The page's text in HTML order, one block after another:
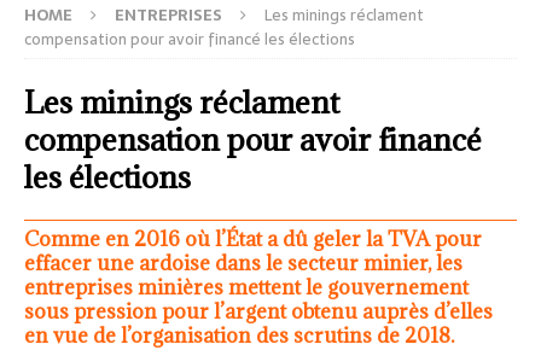
HOME ENTREPRISES
Les minings réclament
compensation pour avoir financé les élections
Les minings réclament
compensation pour avoir financé
les élections
Comme en 2016 où l’État a dû geler la TVA pour
effacer une ardoise dans le secteur minier, les
entreprises minières mettent le gouvernement
sous pression pour l’argent obtenu auprès d’elles
en vue de l’organisation des scrutins de 2018.